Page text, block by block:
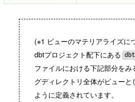
(※1 ビューのマテリアライズに
dbtプロジェクト配下にある
ファイルにおける下記部分をみ
グディレクトリ全体がビューと
ように定義されています。